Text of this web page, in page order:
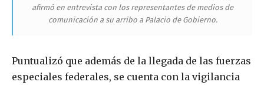
afirmó en entrevista con los representantes de medios de
comunicación a su arribo a Palacio de Gobierno.
Puntualizó que además de la llegada de las fuerzas
especiales federales, se cuenta con la vigilancia